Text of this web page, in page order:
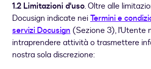
1.2 Limitazioni d'uso. Oltre alle
Docusign indicate neiTermini e
servizi Docusign (Sezione 3), l'Utente
intraprendere attività o trasmettere
nostra sola discrezione: